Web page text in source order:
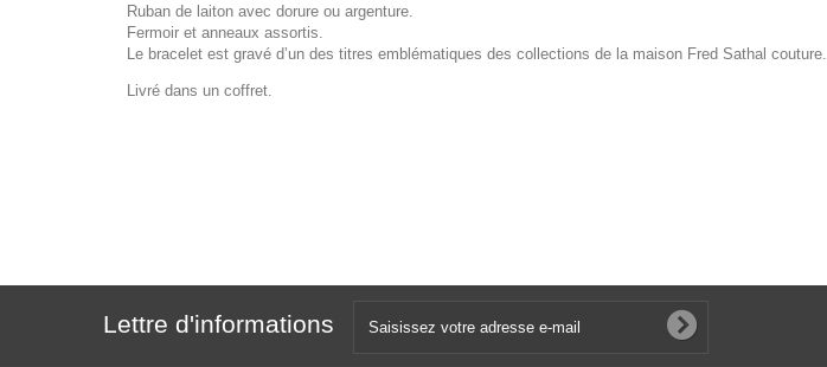
Ruban de laiton avec dorure ou argenture.
Fermoir et anneaux assortis.
Le bracelet est gravé d’un des titres emblématiques des collections de la maison Fred Sathal couture.
Livré dans un coffret.
Lettre d'informations